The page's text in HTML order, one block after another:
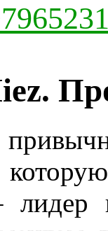
лидер